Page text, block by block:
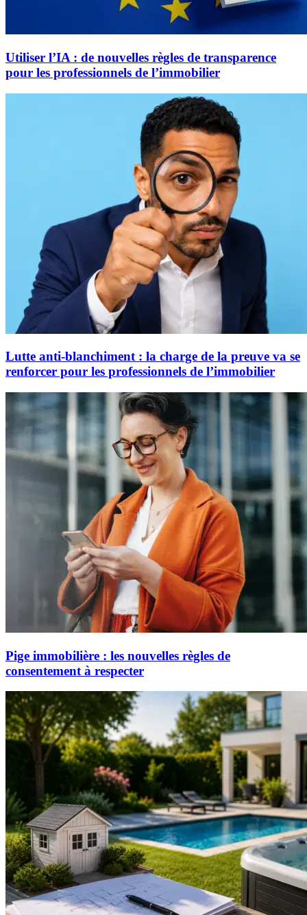
Utiliser l’IA : de nouvelles règles de transparence
pour les professionnels de l’immobilier
Lutte anti-blanchiment : la charge de la preuve va se
renforcer pour les professionnels de l’immobilier
Pige immobilière : les nouvelles règles de
consentement à respecter